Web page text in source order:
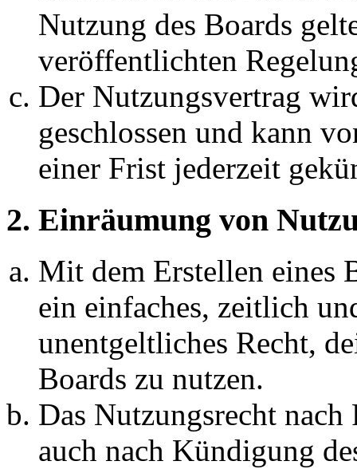
Nutzung des Boards
veröffentlichten
Der Nutzungsvertrag
geschlossen und kann
einer Frist jederzeit
2. Einräumung von
Mit dem Erstellen eines
ein einfaches, zeitlich
unentgeltliches Recht,
Boards zu nutzen.
Das Nutzungsrecht
auch nach Kündigung